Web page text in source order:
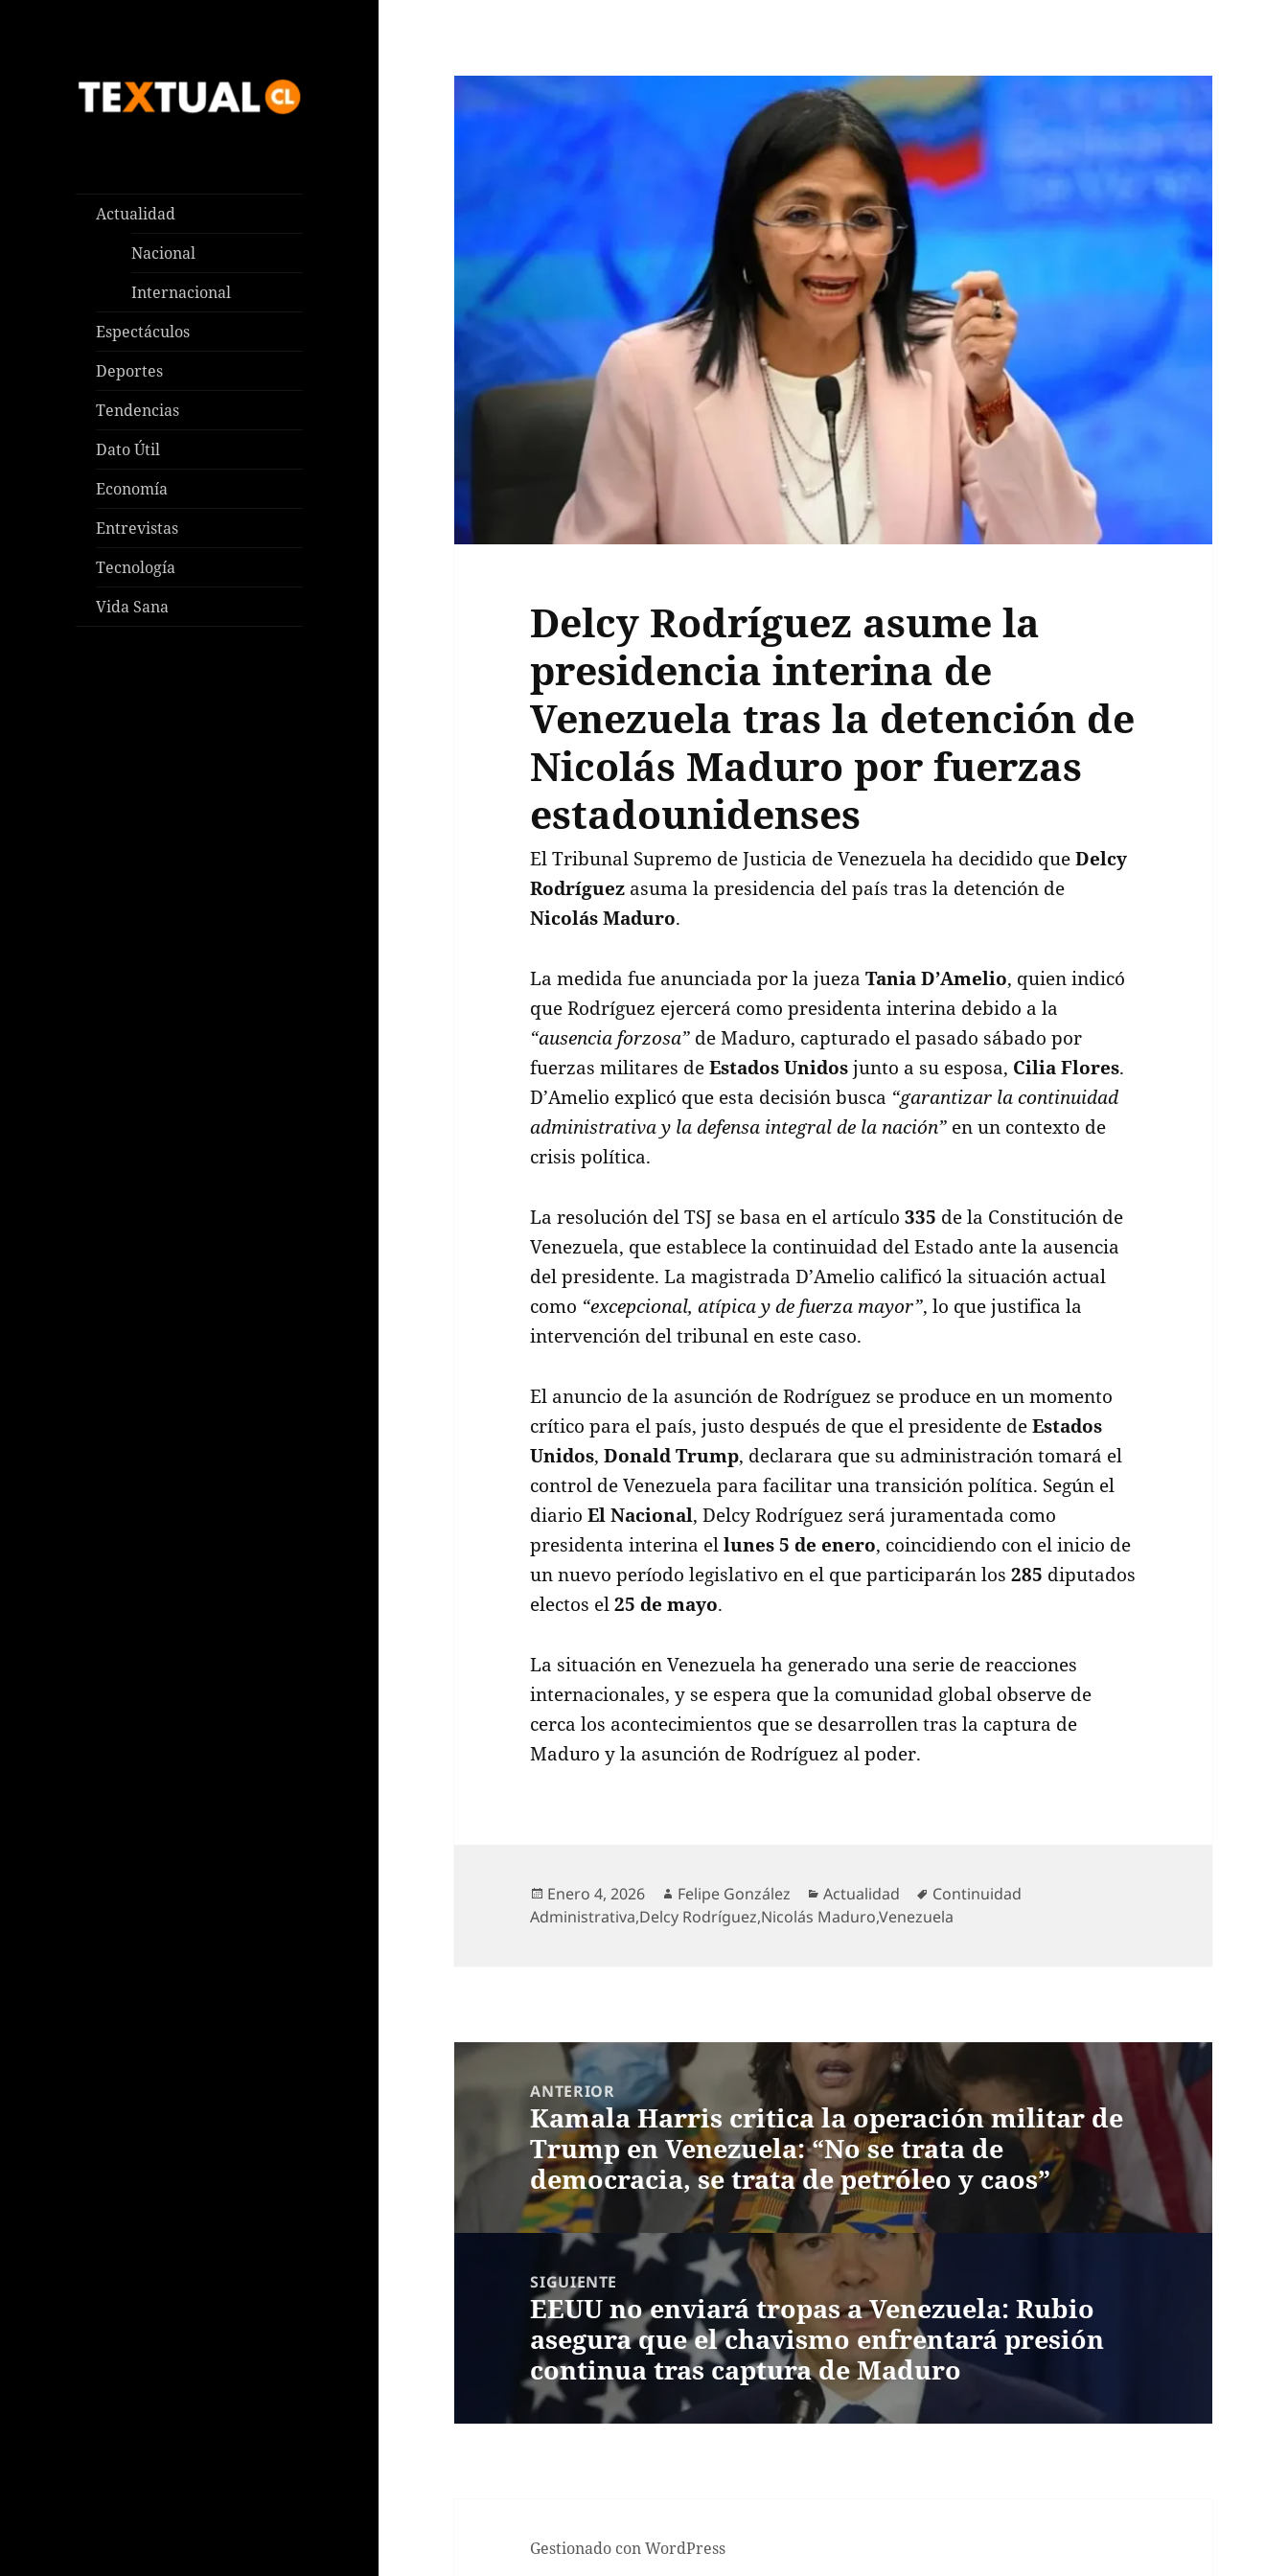
Actualidad
Nacional
Internacional
Espectáculos
Deportes
Tendencias
Dato Útil
Economía
Entrevistas
Tecnología
Vida Sana
Delcy Rodríguez asume la
presidencia interina de
Venezuela tras la detención de
Nicolás Maduro por fuerzas
estadounidenses
El Tribunal Supremo de Justicia de Venezuela ha decidido queDelcy
Rodríguez asuma la presidencia del país tras la detención de
Nicolás Maduro.
La medida fue anunciada por la juezaTania D’Amelio, quien indicó
que Rodríguez ejercerá como presidenta interina debido a la
“ausencia forzosa” de Maduro, capturado el pasado sábado por
fuerzas militares deEstados Unidosjunto a su esposa, Cilia Flores.
D’Amelio explicó que esta decisión busca “garantizar la continuidad
administrativa y la defensa integral de la nación” en un contexto de
crisis política.
La resolución del TSJ se basa en el artículo335 de la Constitución de
Venezuela, que establece la continuidad del Estado ante la ausencia
del presidente. La magistrada D’Amelio calificó la situación actual
como “excepcional, atípica y de fuerza mayor”, lo que justifica la
intervención del tribunal en este caso.
El anuncio de la asunción de Rodríguez se produce en un momento
crítico para el país, justo después de que el presidente deEstados
Unidos,Donald Trump, declarara que su administración tomará el
control de Venezuela para facilitar una transición política. Según el
diarioEl Nacional, Delcy Rodríguez será juramentada como
presidenta interina ellunes 5 de enero, coincidiendo con el inicio de
un nuevo período legislativo en el que participarán los285 diputados
electos el25 de mayo.
La situación en Venezuela ha generado una serie de reacciones
internacionales, y se espera que la comunidad global observe de
cerca los acontecimientos que se desarrollen tras la captura de
Maduro y la asunción de Rodríguez al poder.
Publicado
el
Enero 4, 2026 Autor
Felipe González Categorías
Actualidad Etiquetas
Continuidad
Administrativa,Delcy Rodríguez,Nicolás Maduro,Venezuela
Navegación
entradas
ANTERIOR
Entrada
anterior:
Kamala Harris critica la operación militar de
Trump en Venezuela: “No se trata de
democracia, se trata de petróleo y caos”
SIGUIENTE
Entrada
siguiente:
EEUU no enviará tropas a Venezuela: Rubio
asegura que el chavismo enfrentará presión
continua tras captura de Maduro
Gestionado con WordPress